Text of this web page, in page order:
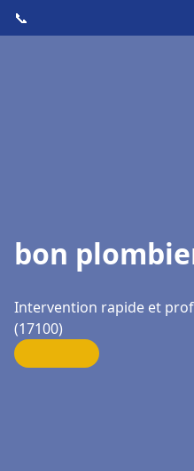
📞
bon
Intervention rapide et
(17100)